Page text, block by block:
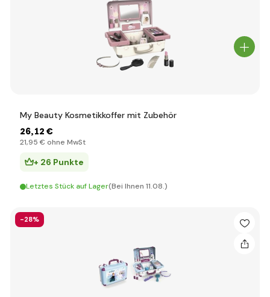
My Beauty Kosmetikkoffer mit Zubehör
26,12 €
21,95 € ohne MwSt
+ 26 Punkte
Letztes Stück auf Lager(Bei Ihnen 11.08.)
-28%